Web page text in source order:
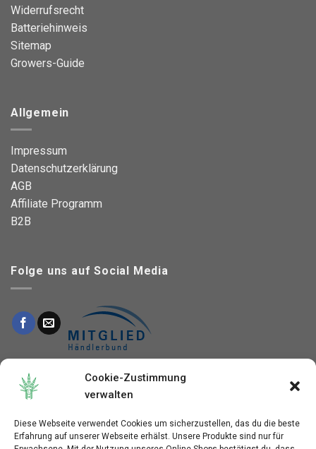
Cookie-Zustimmung
verwalten
Diese Webseite verwendet Cookies um sicherzustellen, das du die beste
Erfahrung auf unserer Webseite erhälst. Unsere Produkte sind nur für
Widerrufsrecht
Batteriehinweis
Sitemap
Growers-Guide
Allgemein
Impressum
Datenschutzerklärung
AGB
Affiliate Programm
B2B
Folge uns auf Social Media
Privacy Policy
and
Terms of Serviceapply.